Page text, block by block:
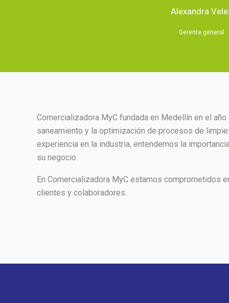
Alexandra
Gerente general
Comercializadora MyC fundada en Medellín en el
saneamiento y la optimización de procesos de
experiencia en la industria, entendemos la
su negocio.
En Comercializadora MyC estamos comprometidos
clientes y colaboradores.